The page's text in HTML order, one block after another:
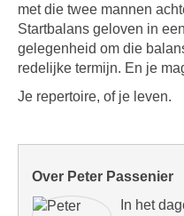
met die twee mannen
Startbalans geloven in
gelegenheid om die
redelijke termijn. En je
Je repertoire, of je leven.
Over Peter Passenier
In het